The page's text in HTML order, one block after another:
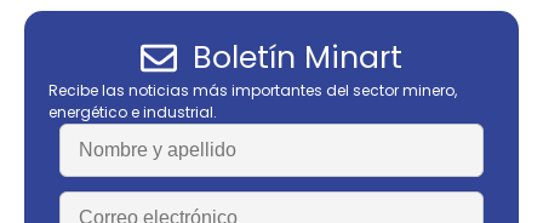
Boletín Minart
Recibe las noticias más importantes del sector minero,
energético e industrial.